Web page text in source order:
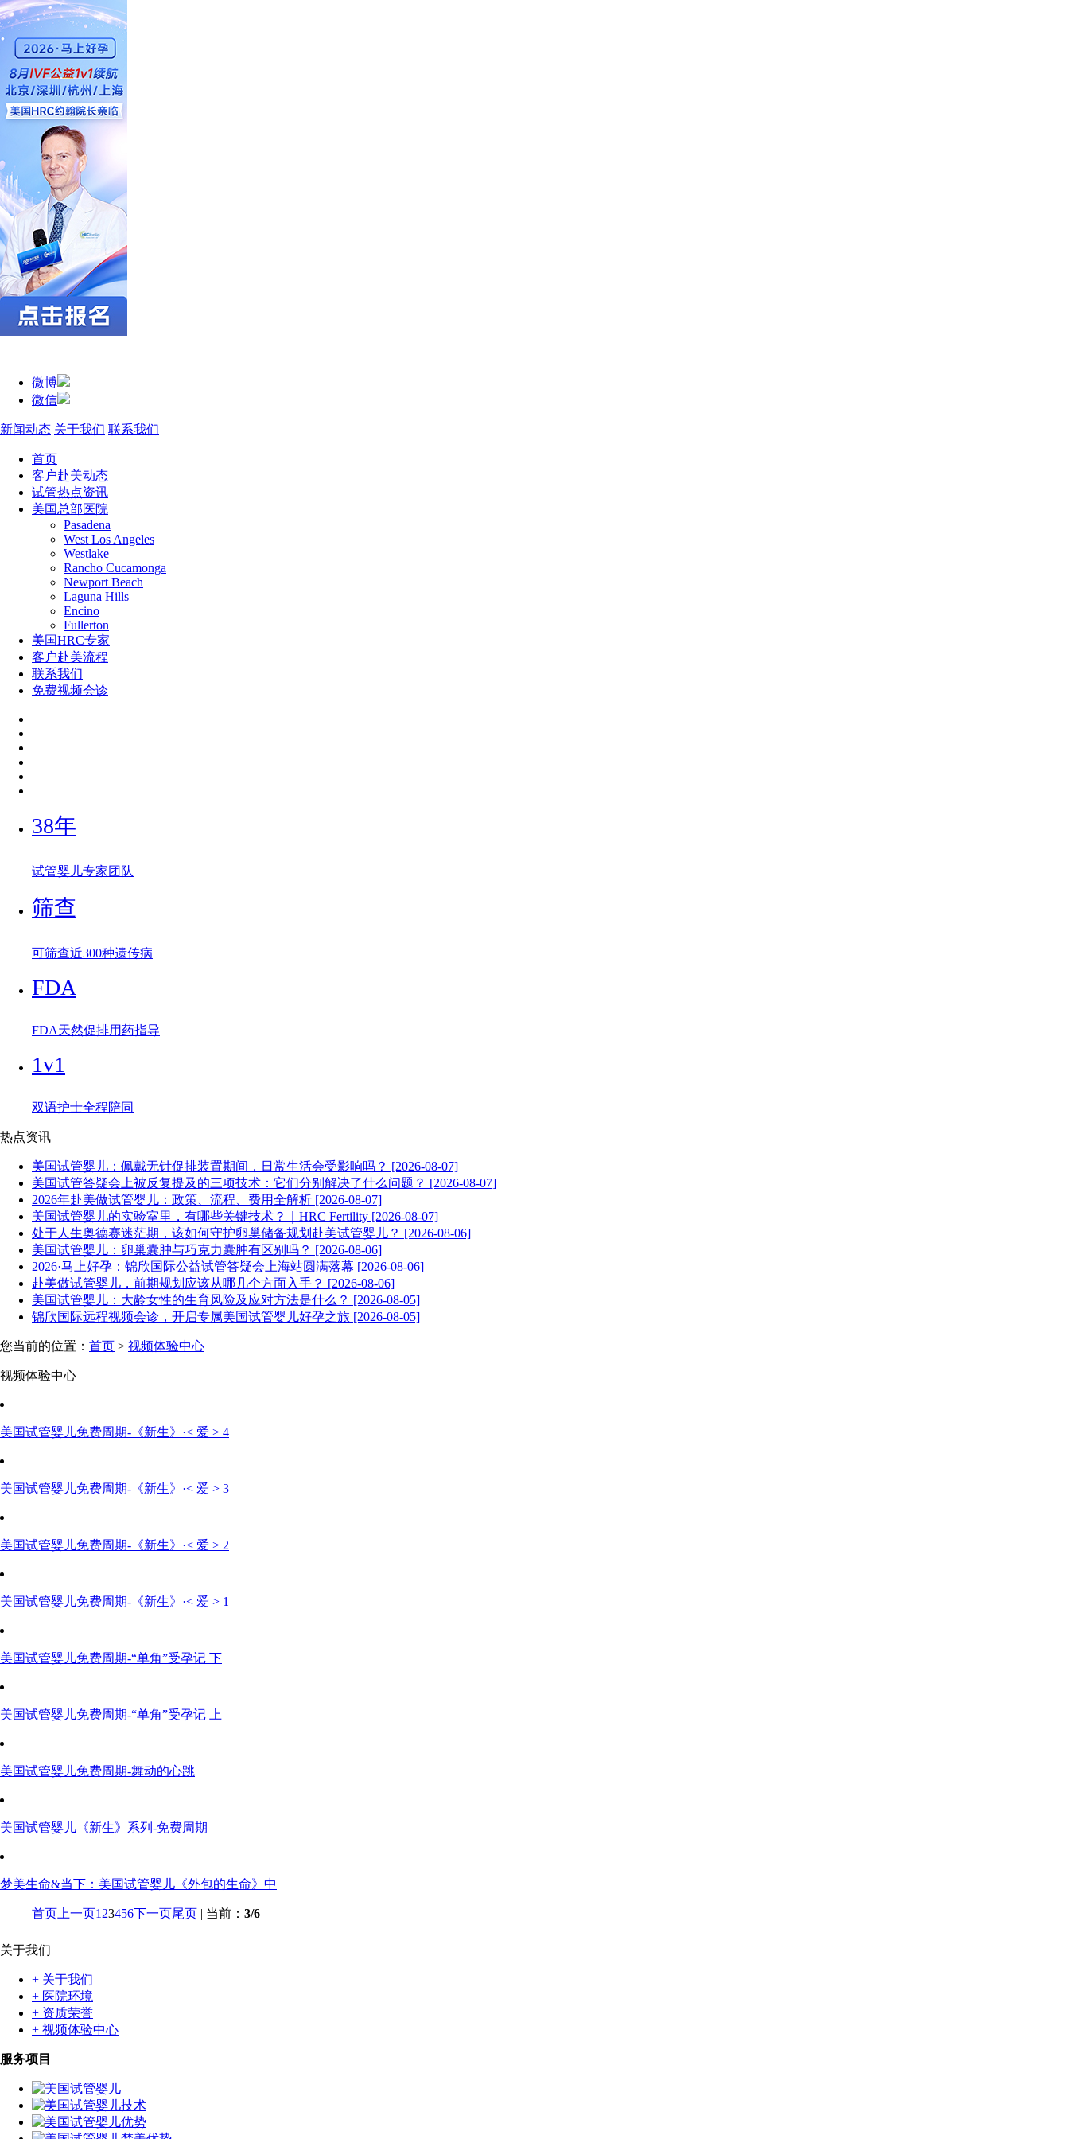
微博
微信
新闻动态 关于我们 联系我们
首页
客户赴美动态
试管热点资讯
美国总部医院
Pasadena
West Los Angeles
Westlake
Rancho Cucamonga
Newport Beach
Laguna Hills
Encino
Fullerton
美国HRC专家
客户赴美流程
联系我们
免费视频会诊
38年
试管婴儿专家团队
筛查
可筛查近300种遗传病
FDA
FDA天然促排用药指导
1v1
双语护士全程陪同
热点资讯
美国试管婴儿：佩戴无针促排装置期间，日常生活会受影响吗？ [2026-08-07]
美国试管答疑会上被反复提及的三项技术：它们分别解决了什么问题？ [2026-08-07]
2026年赴美做试管婴儿：政策、流程、费用全解析 [2026-08-07]
美国试管婴儿的实验室里，有哪些关键技术？｜HRC Fertility [2026-08-07]
处于人生奥德赛迷茫期，该如何守护卵巢储备规划赴美试管婴儿？ [2026-08-06]
美国试管婴儿：卵巢囊肿与巧克力囊肿有区别吗？ [2026-08-06]
2026·马上好孕：锦欣国际公益试管答疑会上海站圆满落幕 [2026-08-06]
赴美做试管婴儿，前期规划应该从哪几个方面入手？ [2026-08-06]
美国试管婴儿：大龄女性的生育风险及应对方法是什么？ [2026-08-05]
锦欣国际远程视频会诊，开启专属美国试管婴儿好孕之旅 [2026-08-05]
您当前的位置： 首页 > 视频体验中心
视频体验中心
美国试管婴儿免费周期-《新生》·< 爱 > 4
美国试管婴儿免费周期-《新生》·< 爱 > 3
美国试管婴儿免费周期-《新生》·< 爱 > 2
美国试管婴儿免费周期-《新生》·< 爱 > 1
美国试管婴儿免费周期-“单角”受孕记 下
美国试管婴儿免费周期-“单角”受孕记 上
美国试管婴儿免费周期-舞动的心跳
美国试管婴儿《新生》系列-免费周期
梦美生命&当下：美国试管婴儿《外包的生命》中
首页 上一页1 23456下一页尾页 | 当前： 3/6
关于我们
+ 关于我们
+ 医院环境
+ 资质荣誉
+ 视频体验中心
服务项目